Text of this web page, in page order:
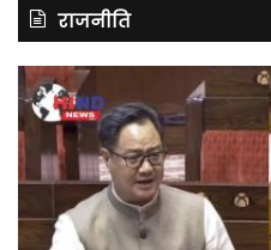
राजनीति